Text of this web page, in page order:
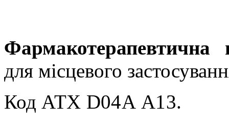
Фармакотерапевтична
для місцевого
Код АТХ D04А А13.